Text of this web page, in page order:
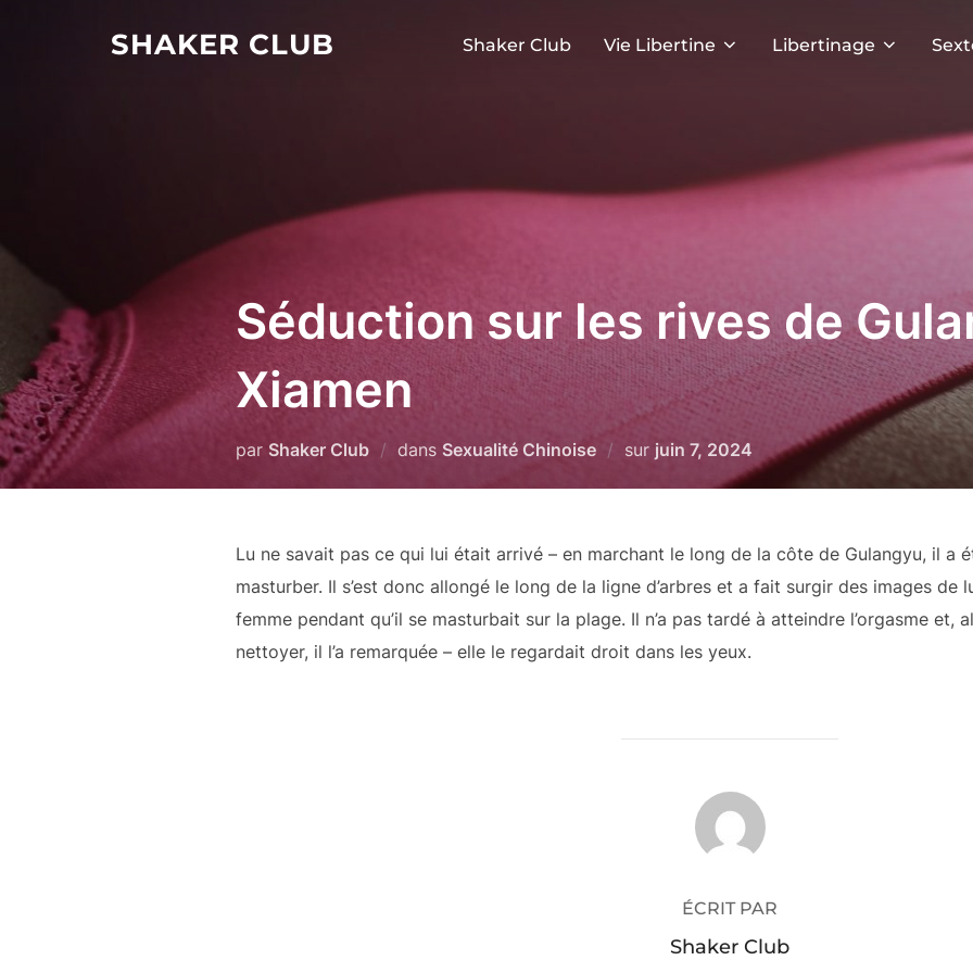
SHAKER CLUB Shaker Club Vie Libertine Libertinage
Séduction sur les rives de
Xiamen
par Shaker Club dans Sexualité Chinoise sur Publié
juin 7, 2024
Lu ne savait pas ce qui lui était arrivé – en marchant le long de la côte de Gulangyu, il a
masturber. Il s’est donc allongé le long de la ligne d’arbres et a fait surgir des images de
femme pendant qu’il se masturbait sur la plage. Il n’a pas tardé à atteindre l’orgasme et,
nettoyer, il l’a remarquée – elle le regardait droit dans les yeux.
AUTEUR DE LA PUBLICATION
ÉCRIT PAR
Shaker Club